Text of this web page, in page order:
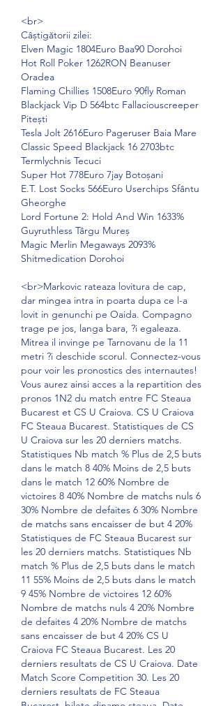
<br>
Câștigătorii zilei:
Elven Magic 1804Euro Baa90 Dorohoi
Hot Roll Poker 1262RON Beanuser
Oradea
Flaming Chillies 1508Euro 90fly Roman
Blackjack Vip D 564btc Fallaciouscreeper
Pitești
Tesla Jolt 2616Euro Pageruser Baia Mare
Classic Speed Blackjack 16 2703btc
Termlychnis Tecuci
Super Hot 778Euro 7jay Botoșani
E.T. Lost Socks 566Euro Userchips Sfântu
Gheorghe
Lord Fortune 2: Hold And Win 1633%
Guyruthless Târgu Mureș
Magic Merlin Megaways 2093%
Shitmedication Dorohoi
<br>Markovic rateaza lovitura de cap,
dar mingea intra in poarta dupa ce l-a
lovit in genunchi pe Oaida. Compagno
trage pe jos, langa bara, ?i egaleaza.
Mitrea il invinge pe Tarnovanu de la 11
metri ?i deschide scorul. Connectez-vous
pour voir les pronostics des internautes!
Vous aurez ainsi acces a la repartition des
pronos 1N2 du match entre FC Steaua
Bucarest et CS U Craiova. CS U Craiova
FC Steaua Bucarest. Statistiques de CS
U Craiova sur les 20 derniers matchs.
Statistiques Nb match % Plus de 2,5 buts
dans le match 8 40% Moins de 2,5 buts
dans le match 12 60% Nombre de
victoires 8 40% Nombre de matchs nuls 6
30% Nombre de defaites 6 30% Nombre
de matchs sans encaisser de but 4 20%
Statistiques de FC Steaua Bucarest sur
les 20 derniers matchs. Statistiques Nb
match % Plus de 2,5 buts dans le match
11 55% Moins de 2,5 buts dans le match
9 45% Nombre de victoires 12 60%
Nombre de matchs nuls 4 20% Nombre
de defaites 4 20% Nombre de matchs
sans encaisser de but 4 20% CS U
Craiova FC Steaua Bucarest. Les 20
derniers resultats de CS U Craiova. Date
Match Score Competition 30. Les 20
derniers resultats de FC Steaua